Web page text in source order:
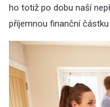
ho totiž po dobu naší
příjemnou finanční částku